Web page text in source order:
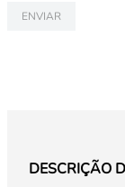
ENVIAR
DESCRIÇÃO